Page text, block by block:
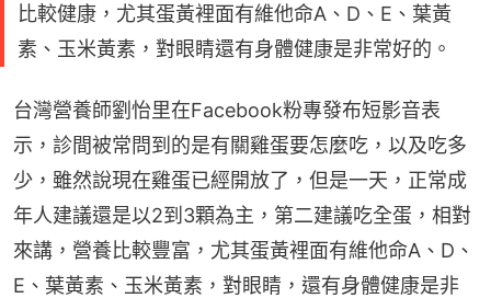
比較健康，尤其蛋黃裡面有維他命A、D、E、葉黃
素、玉米黃素，對眼睛還有身體健康是非常好的。
台灣營養師劉怡里在Facebook粉專發布短影音表
示，診間被常問到的是有關雞蛋要怎麼吃，以及吃多
少，雖然說現在雞蛋已經開放了，但是一天，正常成
年人建議還是以2到3顆為主，第二建議吃全蛋，相對
來講，營養比較豐富，尤其蛋黃裡面有維他命A、D、
E、葉黃素、玉米黃素，對眼睛，還有身體健康是非